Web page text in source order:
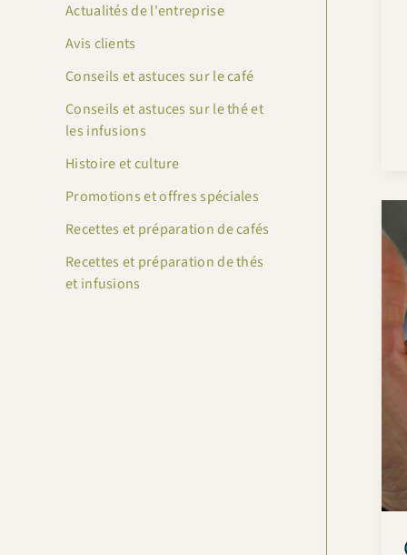
Actualités de l'entreprise
Avis clients
Conseils et astuces sur le café
Conseils et astuces sur le thé et
les infusions
Histoire et culture
Promotions et offres spéciales
Recettes et préparation de cafés
Recettes et préparation de thés
et infusions